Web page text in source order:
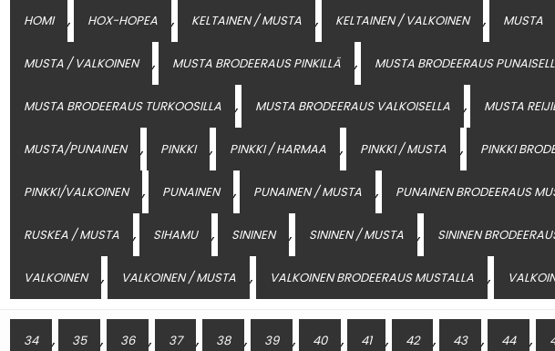
HOMI , HOX-HOPEA , KELTAINEN / MUSTA , KELTAINEN / VALKOINEN , MUSTA
MUSTA / VALKOINEN , MUSTA BRODEERAUS PINKILLÄ , MUSTA BRODEERAUS
MUSTA BRODEERAUS TURKOOSILLA , MUSTA BRODEERAUS VALKOISELLA , MUSTA
MUSTA/PUNAINEN , PINKKI , PINKKI / HARMAA , PINKKI / MUSTA , PINKKI
PINKKI/VALKOINEN , PUNAINEN , PUNAINEN / MUSTA , PUNAINEN BRODEERAUS
RUSKEA / MUSTA , SIHAMU , SININEN , SININEN / MUSTA , SININEN
VALKOINEN , VALKOINEN / MUSTA , VALKOINEN BRODEERAUS MUSTALLA ,
34 , 35 , 36 , 37 , 38 , 39 , 40 , 41 , 42 , 43 , 44 ,